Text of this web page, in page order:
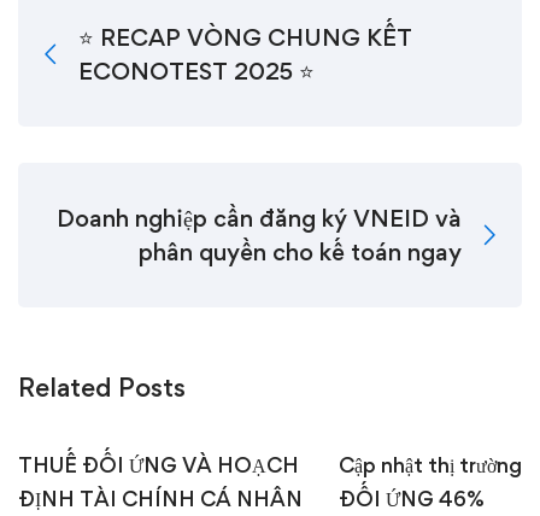
⭐️ RECAP VÒNG CHUNG KẾT
ECONOTEST 2025 ⭐️
Doanh nghiệp cần đăng ký VNEID và
phân quyền cho kế toán ngay
Related Posts
THUẾ ĐỐI ỨNG VÀ HOẠCH
ĐỊNH TÀI CHÍNH CÁ NHÂN
Cập nhật thị trường
ĐỐI ỨNG 46%